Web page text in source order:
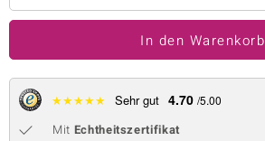
Collection
In den Warenkorb
★★★★★ Sehr gut 4.70 /5.00
Mit Echtheitszertifikat